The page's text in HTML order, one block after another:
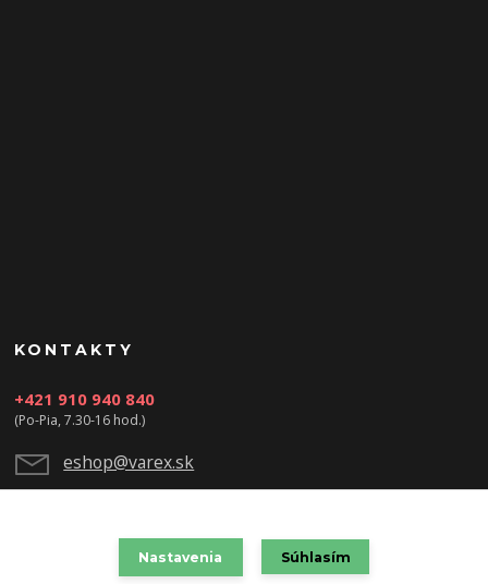
KONTAKTY
+421 910 940 840
(Po-Pia, 7.30-16 hod.)
eshop@varex.sk
Nastavenia Súhlasím